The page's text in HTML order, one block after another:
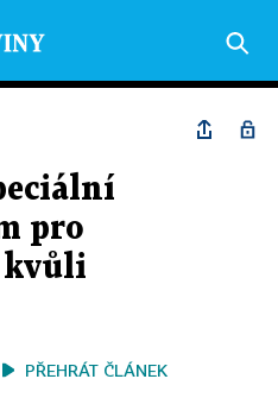
pro
kvůli
PŘEHRÁT ČLÁNEK